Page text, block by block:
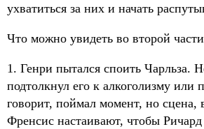
ухватиться за них и начать
Что можно увидеть во второй
1. Генри пытался споить Чарльза.
подтолкнул его к алкоголизму или
говорит, поймал момент, но сцена,
Френсис настаивают, чтобы Ричард